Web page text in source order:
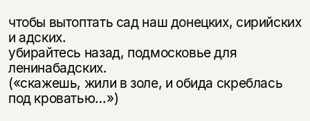
чтобы вытоптать сад наш донецких, сирийских
и адских.
убирайтесь назад, подмосковье для
ленинабадских.
(«скажешь, жили в золе, и обида скреблась
под кроватью…»)